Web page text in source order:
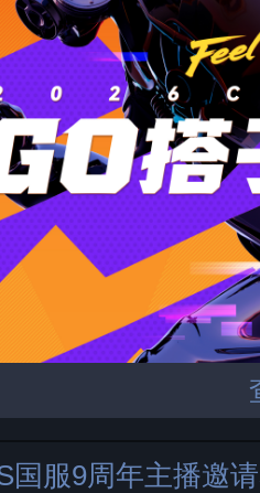
国服9周年主播邀